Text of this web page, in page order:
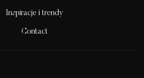
Inspiracje i trendy
Contact